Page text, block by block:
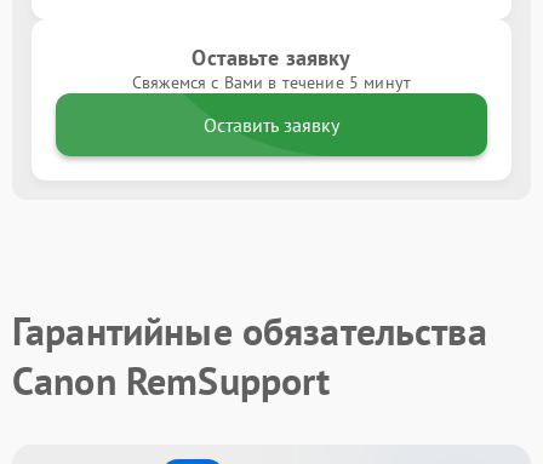
Оставьте заявку
Свяжемся с Вами в течение 5 минут
Оставить заявку
Гарантийные обязательства
Canon RemSupport